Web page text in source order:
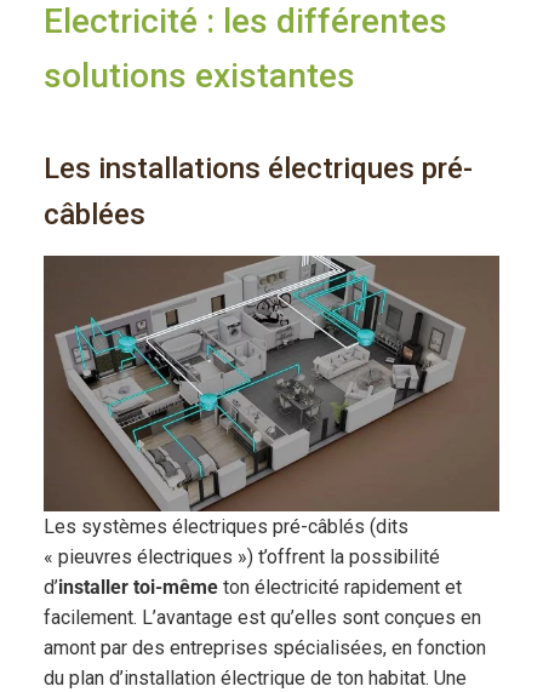
Electricité : les différentes
solutions existantes
Les installations électriques pré-
câblées
Les systèmes électriques pré-câblés (dits
« pieuvres électriques ») t’offrent la possibilité
d’installer toi-mêmeton électricité rapidement et
facilement. L’avantage est qu’elles sont conçues en
amont par des entreprises spécialisées, en fonction
du plan d’installation électrique de ton habitat. Une